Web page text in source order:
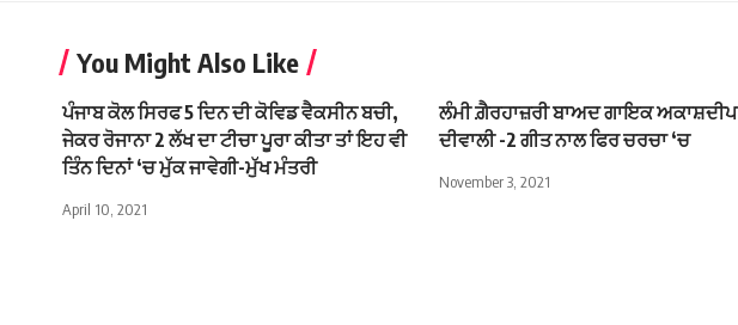
You Might Also Like
ਪੰਜਾਬ ਕੋਲ ਸਿਰਫ 5 ਦਿਨ ਦੀ ਕੋਵਿਡ ਵੈਕਸੀਨ ਬਚੀ,
ਜੇਕਰ ਰੋਜਾਨਾ 2 ਲੱਖ ਦਾ ਟੀਚਾ ਪੂਰਾ ਕੀਤਾ ਤਾਂ ਇਹ ਵੀ
ਤਿੰਨ ਦਿਨਾਂ ‘ਚ ਮੁੱਕ ਜਾਵੇਗੀ-ਮੁੱਖ ਮੰਤਰੀ
April 10, 2021
ਲੰਮੀ ਗ਼ੈਰਹਾਜ਼ਰੀ ਬਾਅਦ ਗਾਇਕ ਅਕਾਸ਼ਦੀਪ
ਦੀਵਾਲੀ -2 ਗੀਤ ਨਾਲ ਫਿਰ ਚਰਚਾ ‘ਚ
November 3, 2021